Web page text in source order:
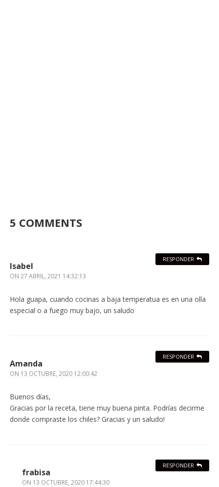
5 COMMENTS
Isabel
ON 27 ABRIL, 2021 14:32:13
Hola guapa, cuando cocinas a baja temperatua es en una olla
especial o a fuego muy bajo, un saludo
RESPONDER
Amanda
ON 13 OCTUBRE, 2020 12:00:42
Buenos días,
Gracias por la receta, tiene muy buena pinta. Podrías decirme
donde compraste los chiles? Gracias y un saludo!
RESPONDER
frabisa
ON 13 OCTUBRE, 2020 17:44:30
RESPONDER